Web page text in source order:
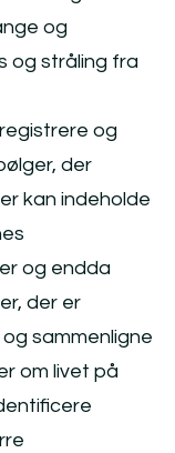
og
og stråling fra
og
der
kan indeholde
og endda
der er
sammenligne
om livet på